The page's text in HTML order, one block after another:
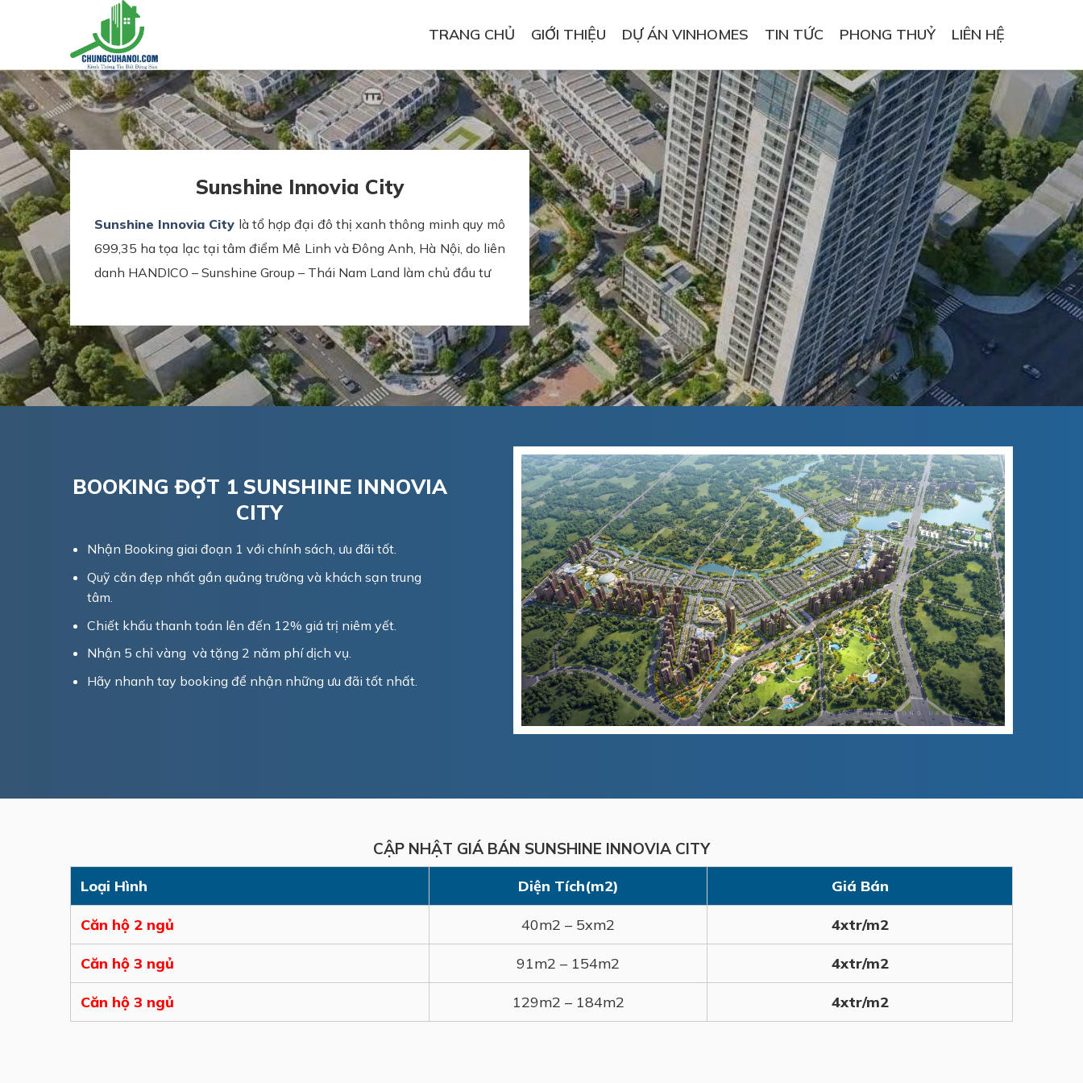
TRANG CHỦ GIỚI THIỆU DỰ ÁN VINHOMES TIN TỨC PHONG THUỶ LIÊN HỆ
Sunshine Innovia City
Sunshine Innovia City là tổ hợp đại đô thị xanh thông minh quy mô
699,35 ha tọa lạc tại tâm điểm Mê Linh và Đông Anh, Hà Nội, do liên
danh HANDICO – Sunshine Group – Thái Nam Land làm chủ đầu tư
BOOKING ĐỢT 1 SUNSHINE INNOVIA
CITY
Nhận Booking giai đoạn 1 với chính sách, ưu đãi tốt.
Quỹ căn đẹp nhất gần quảng trường và khách sạn trung
tâm.
Chiết khấu thanh toán lên đến 12% giá trị niêm yết.
Nhận 5 chỉ vàng và tặng 2 năm phí dịch vụ.
Hãy nhanh tay booking để nhận những ưu đãi tốt nhất.
CẬP NHẬT GIÁ BÁN SUNSHINE INNOVIA CITY
Loại Hình Diện Tích(m2) Giá Bán
Căn hộ 2 ngủ 40m2 – 5xm2 4xtr/m2
Căn hộ 3 ngủ 91m2 – 154m2 4xtr/m2
Căn hộ 3 ngủ 129m2 – 184m2 4xtr/m2